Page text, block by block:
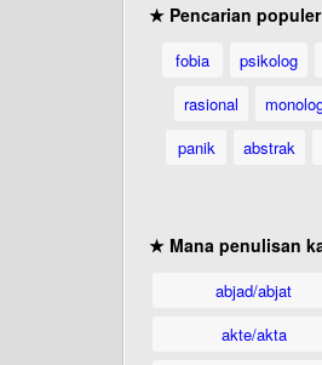
★ Pencarian populer
fobia psikolog
rasional
panik
abstrak
★ Mana penulisan
abjad/abjat
akte/akta